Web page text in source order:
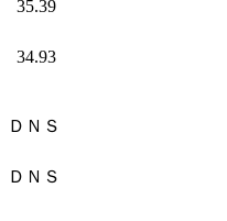
35.39
34.93
ＤＮＳ
ＤＮＳ